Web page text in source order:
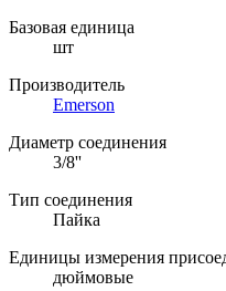
Базовая единица
шт
Производитель
Emerson
Диаметр соединения
3/8''
Тип соединения
Пайка
Единицы измерения
дюймовые